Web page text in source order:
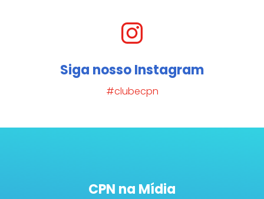
Siga nosso Instagram
#clubecpn
CPN na Mídia